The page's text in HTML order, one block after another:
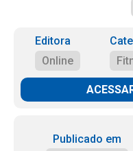
Editora
Online
Publicado em